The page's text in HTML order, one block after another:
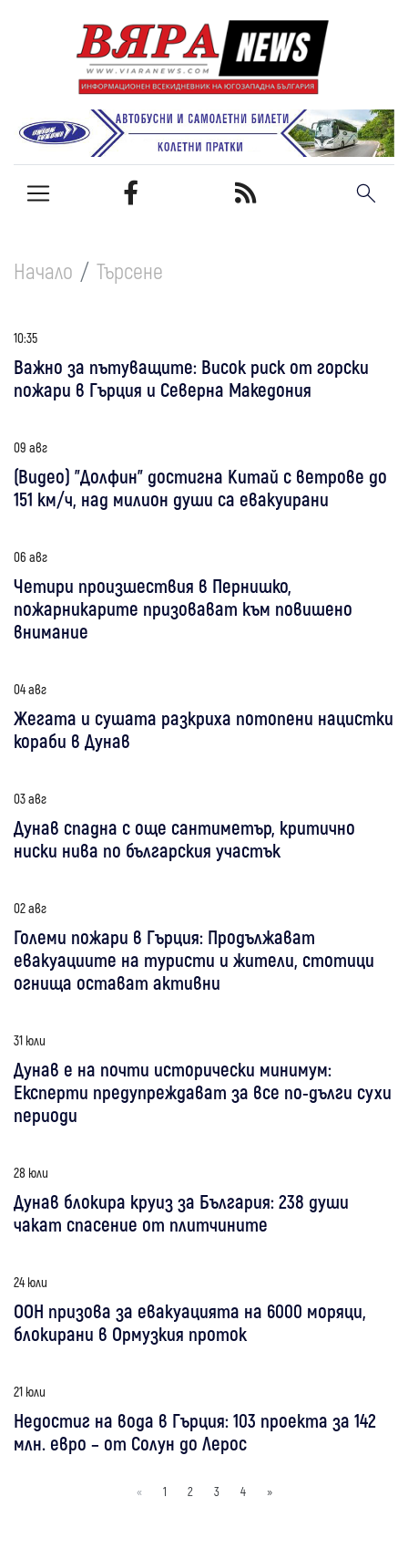
Начало Търсене
10:35
Важно за пътуващите: Висок риск от горски
пожари в Гърция и Северна Македония
09 авг
(Видео) "Долфин" достигна Китай с ветрове до
151 км/ч, над милион души са евакуирани
06 авг
Четири произшествия в Пернишко,
пожарникарите призовават към повишено
внимание
04 авг
Жегата и сушата разкриха потопени нацистки
кораби в Дунав
03 авг
Дунав спадна с още сантиметър, критично
ниски нива по българския участък
02 авг
Големи пожари в Гърция: Продължават
евакуациите на туристи и жители, стотици
огнища остават активни
31 юли
Дунав е на почти исторически минимум:
Експерти предупреждават за все по-дълги сухи
периоди
28 юли
Дунав блокира круиз за България: 238 души
чакат спасение от плитчините
24 юли
ООН призова за евакуацията на 6000 моряци,
блокирани в Ормузкия проток
21 юли
Недостиг на вода в Гърция: 103 проекта за 142
млн. евро – от Солун до Лерос
« 1 2 3 4 »